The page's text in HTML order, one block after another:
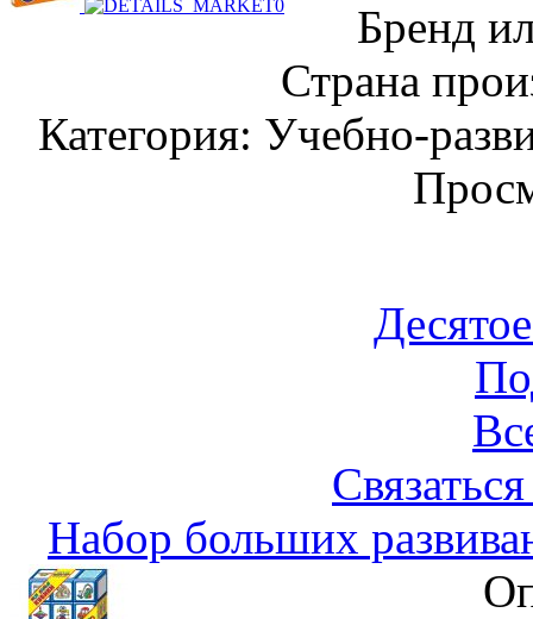
Бренд
Страна
Категория: Учебно-
Набор больших